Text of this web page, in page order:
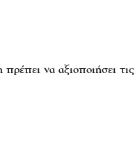
να αξιοποιήσει τις